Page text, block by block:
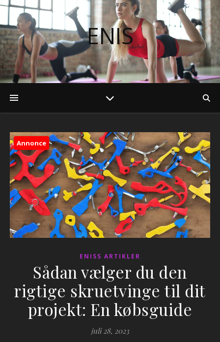
ENIS
Annonce
ENISS ARTIKLER
Sådan vælger du den
rigtige skruetvinge til dit
projekt: En købsguide
juli 28, 2023